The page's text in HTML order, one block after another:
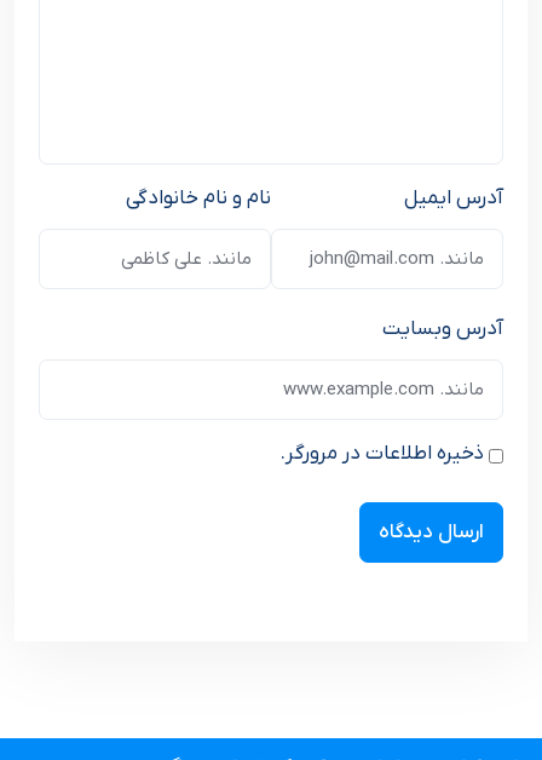
نام و نام خانوادگی آدرس ایمیل
آدرس وبسایت
ذخیره اطلاعات در مرورگر.